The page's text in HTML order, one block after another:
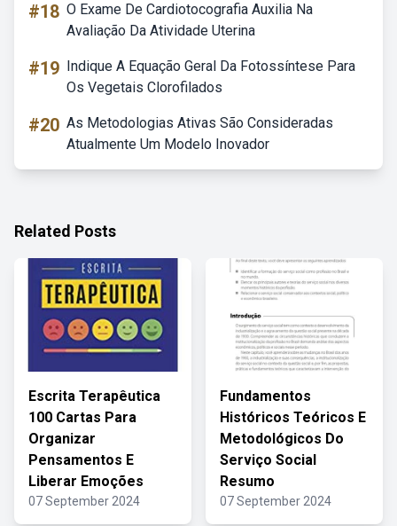
#18 O Exame De Cardiotocografia Auxilia Na
Avaliação Da Atividade Uterina
#19 Indique A Equação Geral Da Fotossíntese Para
Os Vegetais Clorofilados
#20 As Metodologias Ativas São Consideradas
Atualmente Um Modelo Inovador
Related Posts
Escrita Terapêutica
100 Cartas Para
Organizar
Pensamentos E
Liberar Emoções
07 September 2024
Fundamentos
Históricos Teóricos E
Metodológicos Do
Serviço Social
Resumo
07 September 2024